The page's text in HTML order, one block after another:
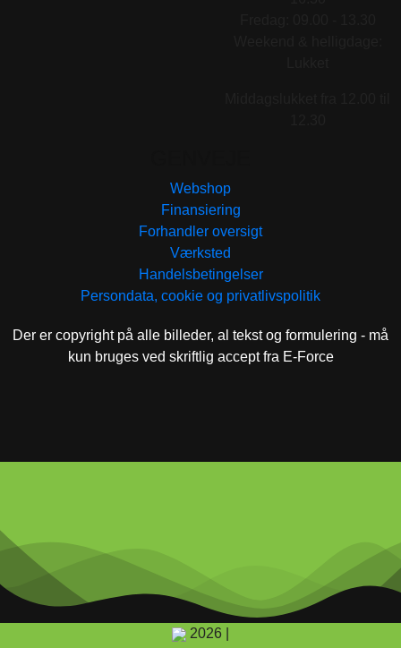
Webshop
Finansiering
Forhandler oversigt
Værksted
Handelsbetingelser
Persondata, cookie og privatlivspolitik
Der er copyright på alle billeder, al tekst og formulering - må
kun bruges ved skriftlig accept fra E-Force
2026 |